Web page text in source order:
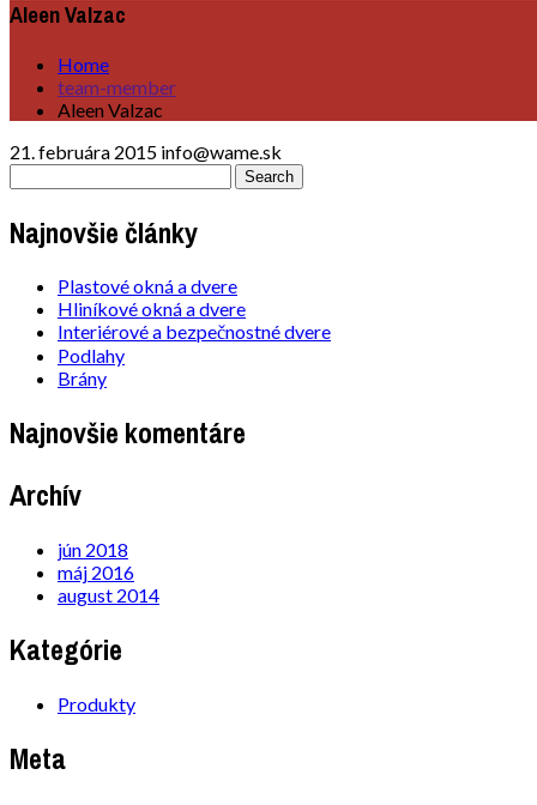
Aleen Valzac
Home
team-member
Aleen Valzac
21. februára 2015 info@wame.sk
Najnovšie články
Plastové okná a dvere
Hliníkové okná a dvere
Interiérové a bezpečnostné dvere
Podlahy
Brány
Najnovšie komentáre
Archív
jún 2018
máj 2016
august 2014
Kategórie
Produkty
Meta